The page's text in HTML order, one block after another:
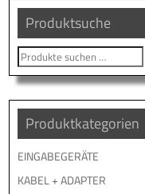
Produktsuche
Suche
nach:
Produktkategorien
EINGABEGERÄTE
KABEL + ADAPTER